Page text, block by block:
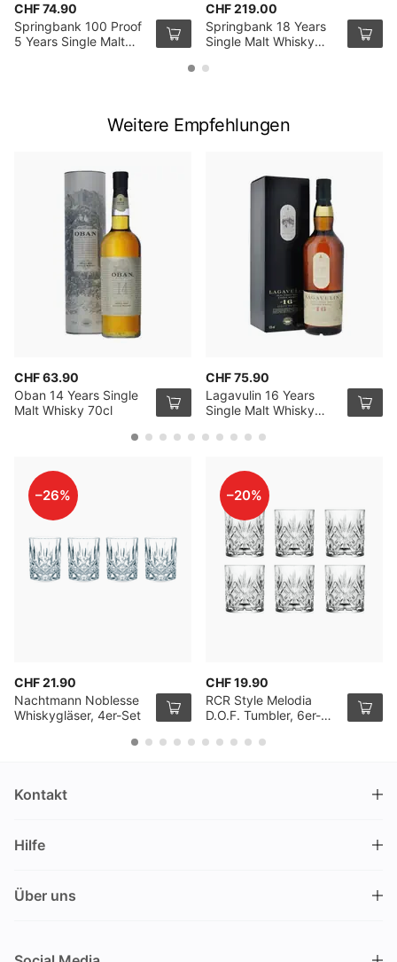
CHF 74.90
Springbank 100 Proof
5 Years Single Malt
CHF 219.00
Springbank 18 Years
Single Malt Whisky
Weitere Empfehlungen
CHF 63.90
Oban 14 Years Single
Malt Whisky 70cl
CHF 75.90
Lagavulin 16 Years
Single Malt Whisky
–26%
CHF 21.90
Nachtmann Noblesse
Whiskygläser, 4er-Set
–20%
CHF 19.90
RCR Style Melodia
D.O.F. Tumbler, 6er-
Kontakt
Nüschelerstrasse 35
Schweiz
Hilfe
Über uns